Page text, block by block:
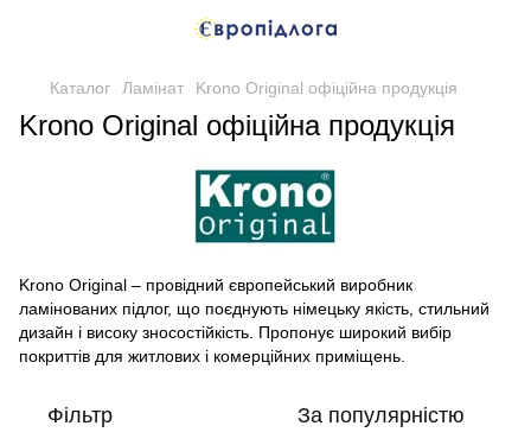
Каталог Ламінат Krono Original офіційна продукція
Krono Original офіційна продукція
Krono Original – провідний європейський виробник
ламінованих підлог, що поєднують німецьку якість, стильний
дизайн і високу зносостійкість. Пропонує широкий вибір
покриттів для житлових і комерційних приміщень.
Фільтр За популярністю